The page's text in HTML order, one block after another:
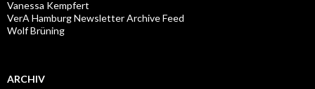
Vanessa Kempfert
VerA Hamburg Newsletter Archive Feed
Wolf Brüning
ARCHIV